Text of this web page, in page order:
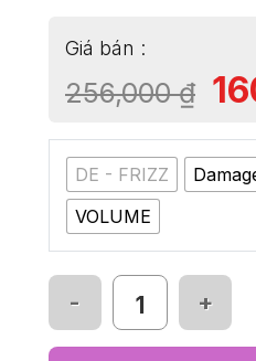
256,000₫
DE - FRIZZ
VOLUME
Dầu gội khô Batiste